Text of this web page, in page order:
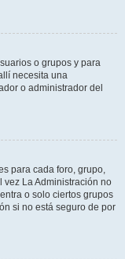
o grupos y para
necesita una
o administrador del
para cada foro, grupo,
vez La Administración no
o solo ciertos grupos
si no está seguro de por